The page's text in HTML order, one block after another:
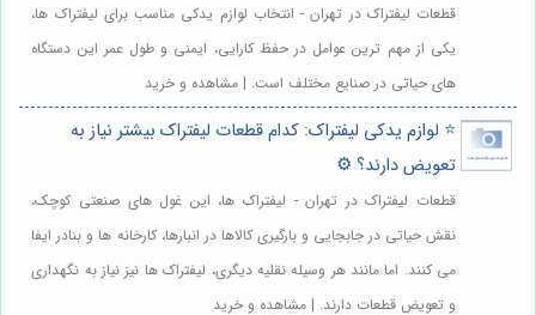
قطعات لیفتراک در تهران - انتخاب لوازم یدکی مناسب برای لیفتراک ها،
یکی از مهم ترین عوامل در حفظ کارایی، ایمنی و طول عمر این دستگاه
های حیاتی در صنایع مختلف است. | مشاهده و خرید
⭐️ لوازم یدکی لیفتراک: کدام قطعات لیفتراک بیشتر نیاز به
تعویض دارند؟ ⚙️
قطعات لیفتراک در تهران - لیفتراک ها، این غول های صنعتی کوچک،
نقش حیاتی در جابجایی و بارگیری کالاها در انبارها، کارخانه ها و بنادر ایفا
می کنند. اما مانند هر وسیله نقلیه دیگری، لیفتراک ها نیز نیاز به نگهداری
و تعویض قطعات دارند. | مشاهده و خرید